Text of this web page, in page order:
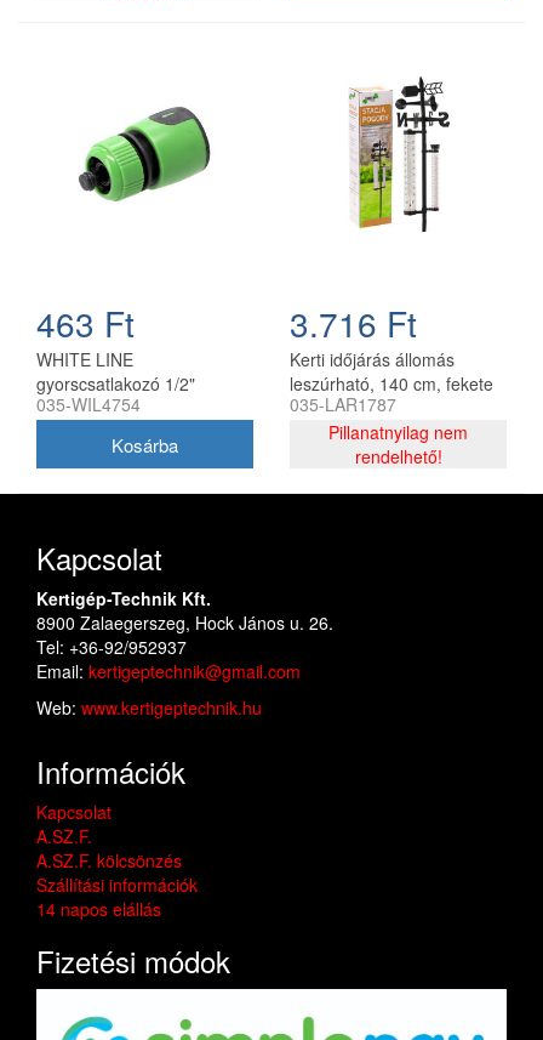
463 Ft
WHITE LINE
gyorscsatlakozó 1/2"
stoppos CH
035-WIL4754
3.716 Ft
Kerti időjárás állomás
leszúrható, 140 cm, fekete
035-LAR1787
Pillanatnyilag nem
rendelhető!
Kapcsolat
Kertigép-Technik Kft.
8900 Zalaegerszeg, Hock János u. 26.
Tel: +36-92/952937
Email: kertigeptechnik@gmail.com
Web: www.kertigeptechnik.hu
Információk
Kapcsolat
A.SZ.F.
A.SZ.F. kölcsönzés
Szállítási információk
14 napos elállás
Fizetési módok